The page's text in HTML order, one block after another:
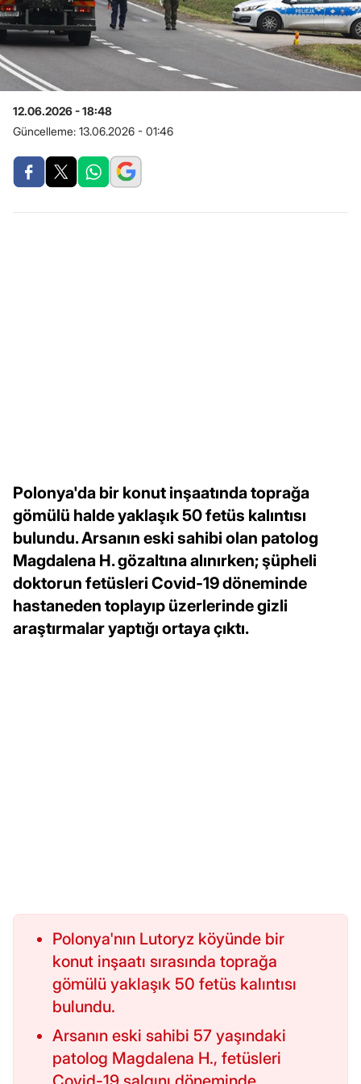
12.06.2026 - 18:48
Güncelleme: 13.06.2026 - 01:46
Polonya'da bir konut inşaatında toprağa
gömülü halde yaklaşık 50 fetüs kalıntısı
bulundu. Arsanın eski sahibi olan patolog
Magdalena H. gözaltına alınırken; şüpheli
doktorun fetüsleri Covid-19 döneminde
hastaneden toplayıp üzerlerinde gizli
araştırmalar yaptığı ortaya çıktı.
Polonya'nın Lutoryz köyünde bir
konut inşaatı sırasında toprağa
gömülü yaklaşık 50 fetüs kalıntısı
bulundu.
Arsanın eski sahibi 57 yaşındaki
patolog Magdalena H., fetüsleri